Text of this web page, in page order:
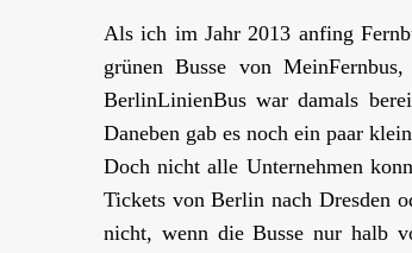
Als ich im Jahr 2013 anfing
grünen Busse von
BerlinLinienBus war damals
Daneben gab es noch ein paar
Doch nicht alle Unternehmen
Tickets von Berlin nach Dresden
nicht, wenn die Busse nur halb